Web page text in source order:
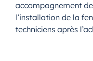
accompagnement
l’installation de la
techniciens après